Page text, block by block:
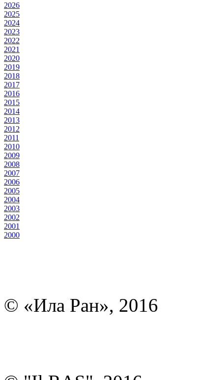
2026
2025
2024
2023
2022
2021
2020
2019
2018
2017
2016
2015
2014
2013
2012
2011
2010
2009
2008
2007
2006
2005
2004
2003
2002
2001
2000
© «Ила Ран», 2016